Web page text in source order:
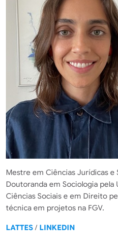
Mestre em Ciências Jurídicas e
Doutoranda em Sociologia pela
Ciências Sociais e em Direito
técnica em projetos na FGV.
LATTES / LINKEDIN